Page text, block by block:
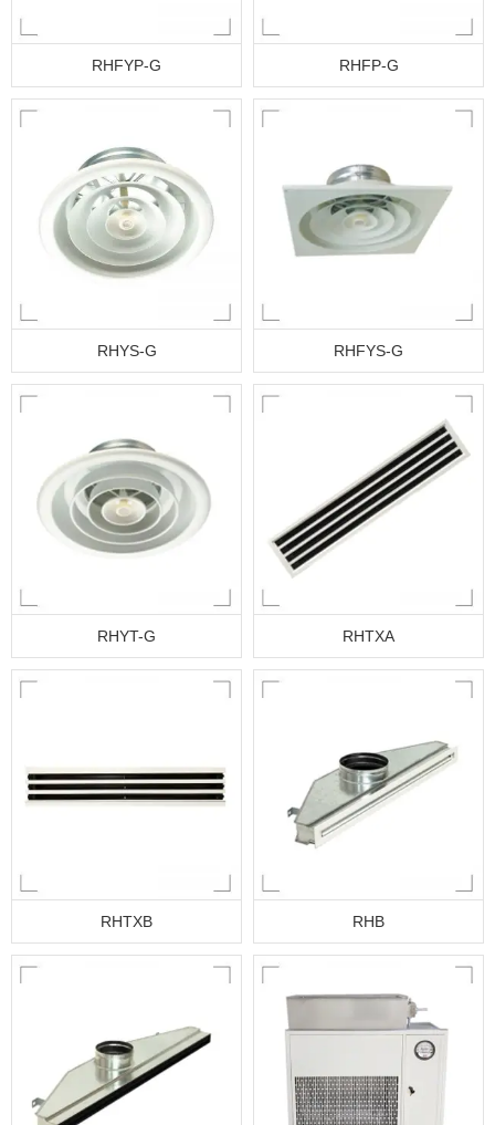
RHFYP-G RHFP-G
RHYS-G RHFYS-G
RHYT-G RHTXA
RHTXB RHB